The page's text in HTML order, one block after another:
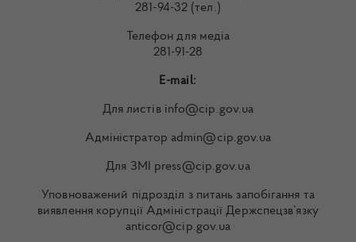
281-94-32 (тел.)
Телефон для медіа
281-91-28
E-mail:
Для листів info@cip.gov.ua
Адміністратор admin@cip.gov.ua
Для ЗМІ press@cip.gov.ua
Уповноважений підрозділ з питань запобігання та
виявлення корупції Адміністрації Держспецзв’язку
anticor@cip.gov.ua